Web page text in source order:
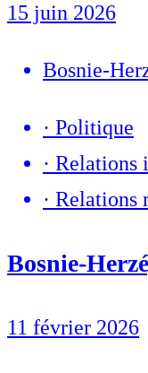
15 juin 2026
Bosnie-
· Politique
· Relations
· Relations
Bosnie-
11 février 2026